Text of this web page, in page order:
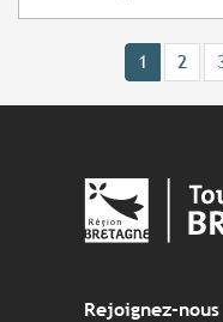
1 2
Rejoignez-